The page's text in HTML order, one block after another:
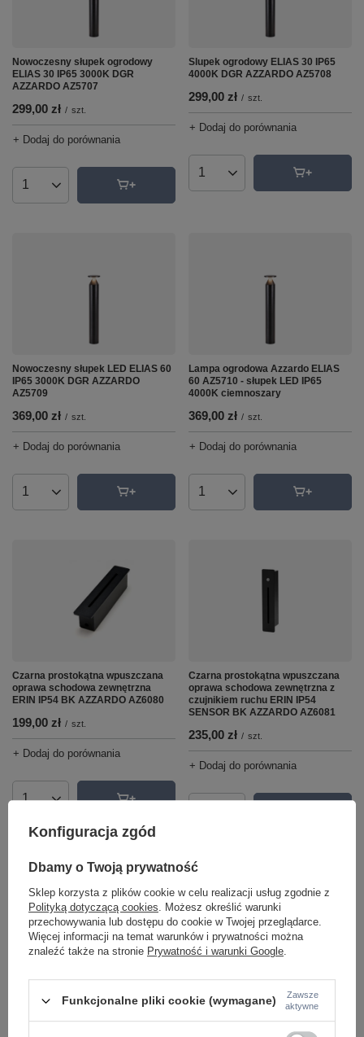
Nowoczesny słupek ogrodowy
ELIAS 30 IP65 3000K DGR
AZZARDO AZ5707
299,00 zł / szt.
+ Dodaj do porównania
Ilość produktów
Slupek ogrodowy ELIAS 30 IP65
4000K DGR AZZARDO AZ5708
299,00 zł / szt.
+ Dodaj do porównania
Ilość produktów
Nowoczesny słupek LED ELIAS 60
IP65 3000K DGR AZZARDO
AZ5709
369,00 zł / szt.
+ Dodaj do porównania
Ilość produktów
Lampa ogrodowa Azzardo ELIAS
60 AZ5710 - słupek LED IP65
4000K ciemnoszary
369,00 zł / szt.
+ Dodaj do porównania
Ilość produktów
Czarna prostokątna wpuszczana
oprawa schodowa zewnętrzna
ERIN IP54 BK AZZARDO AZ6080
199,00 zł / szt.
+ Dodaj do porównania
Ilość produktów
Czarna prostokątna wpuszczana
oprawa schodowa zewnętrzna z
czujnikiem ruchu ERIN IP54
SENSOR BK AZZARDO AZ6081
235,00 zł / szt.
+ Dodaj do porównania
Biała prostokątna wpuszczana
oprawa schodowa zewnętrzna
ERIN IP54 WH AZZARDO AZ6078
Reflektor kierunkowy wbijany
dogruntowy FLOKI 3000K BK
AZZARDO AZ4468
Konfiguracja zgód
Dbamy o Twoją prywatność
Sklep korzysta z plików cookie w celu realizacji usług zgodnie z
Polityką dotyczącą cookies. Możesz określić warunki
przechowywania lub dostępu do cookie w Twojej przeglądarce.
Więcej informacji na temat warunków i prywatności można
znaleźć także na stronie Prywatność i warunki Google.
Funkcjonalne pliki cookie (wymagane)
Zawsze
aktywne